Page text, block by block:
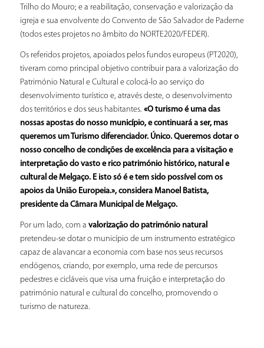
Trilho do Mouro; e a reabilitação, conservação e valorização da
igreja e sua envolvente do Convento de São Salvador de Paderne
(todos estes projetos no âmbito do NORTE2020/FEDER).
Os referidos projetos, apoiados pelos fundos europeus (PT2020),
tiveram como principal objetivo contribuir para a valorização do
Património Natural e Cultural e colocá-lo ao serviço do
desenvolvimento turístico e, através deste, o desenvolvimento
dos territórios e dos seus habitantes. «O turismo é uma das
nossas apostas do nosso município, e continuará a ser, mas
queremos um Turismo diferenciador. Único. Queremos dotar o
nosso concelho de condições de excelência para a visitação e
interpretação do vasto e rico património histórico, natural e
cultural de Melgaço. E isto só é e tem sido possível com os
apoios da União Europeia.», considera Manoel Batista,
presidente da Câmara Municipal de Melgaço.
Por um lado, com a valorização do património natural
pretendeu-se dotar o município de um instrumento estratégico
capaz de alavancar a economia com base nos seus recursos
endógenos, criando, por exemplo, uma rede de percursos
pedestres e cicláveis que visa uma fruição e interpretação do
património natural e cultural do concelho, promovendo o
turismo de natureza.